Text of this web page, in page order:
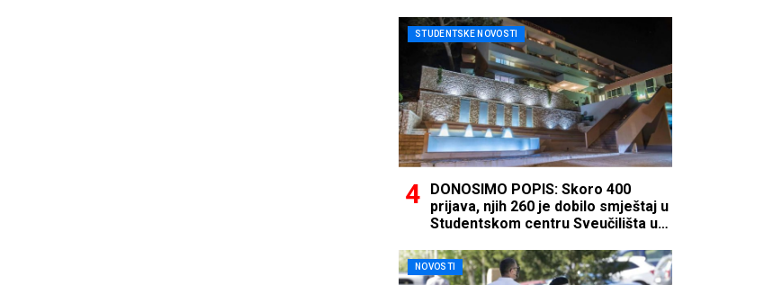
STUDENTSKE NOVOSTI
DONOSIMO POPIS: Skoro 400
prijava, njih 260 je dobilo smještaj u
Studentskom centru Sveučilišta u
NOVOSTI